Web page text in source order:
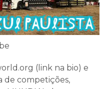
(link na bio) e
de competições,